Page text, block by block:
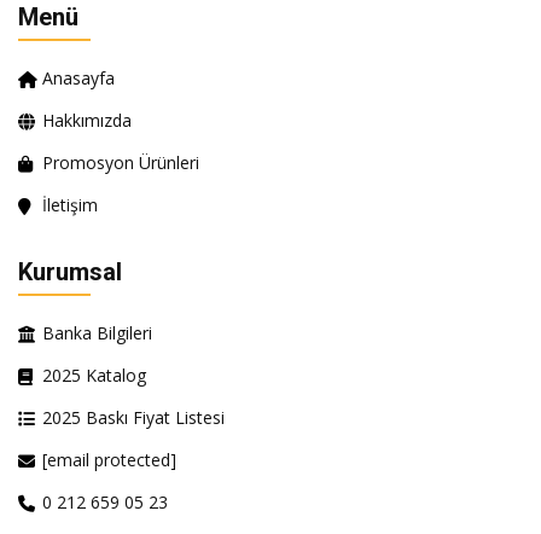
Menü
Anasayfa
Hakkımızda
Promosyon Ürünleri
İletişim
Kurumsal
Banka Bilgileri
2025 Katalog
2025 Baskı Fiyat Listesi
[email protected]
0 212 659 05 23